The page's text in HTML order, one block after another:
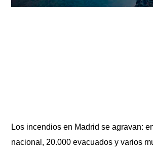
Los incendios en Madrid se agravan:
nacional, 20.000 evacuados y varios